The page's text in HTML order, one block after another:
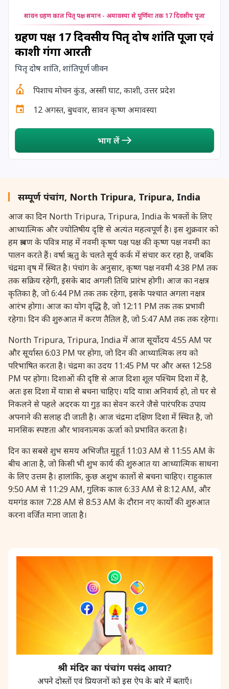
24 August, 2026 Shravan Somwar Vrat
24 August, 2026
25 August, 2026 Mangala Gauri Vrat
26 August, 2026 Onam
27 August, 2026 Shravana Purnima Vrat
28 August, 2026 Anvadhan
28 August, 2026 Chandra Grahan *Anshika
28 August, 2026
28 August, 2026 Narali Purnima
28 August, 2026 Rakhi
28 August, 2026 Raksha Bandhan
28 August, 2026 Sanskrit Diwas
28 August, 2026 Shravana Purnima
28 August, 2026 Varalakshmi Vrat
31 August, 2026 Bahula Chaturthi
31 August, 2026 Heramba Sankashti Chaturthi
सावन ग्रहण काल पितृ पक्ष समान - अमावस्या से पूर्णिमा तक 17 दिवसीय पूजा
ग्रहण पक्ष 17 दिवसीय पितृ दोष शांति पूजा एवं
काशी गंगा आरती
पितृ दोष शांति, शांतिपूर्ण जीवन
पिशाच मोचन कुंड, अस्सी घाट, काशी, उत्तर प्रदेश
12 अगस्त, बुधवार, सावन कृष्ण अमावस्या
भाग लें
सम्पूर्ण पंचांग, North Tripura, Tripura, India
आज का दिन North Tripura, Tripura, India के भक्तों के लिए
आध्यात्मिक और ज्योतिषीय दृष्टि से अत्यंत महत्वपूर्ण है। इस शुक्रवार को
हम श्रावण के पवित्र माह में नवमी कृष्ण पक्ष पक्ष की कृष्ण पक्ष नवमी का
पालन करते हैं। वर्षा ऋतु के चलते सूर्य कर्क में संचार कर रहा है, जबकि
चंद्रमा वृष में स्थित है। पंचांग के अनुसार, कृष्ण पक्ष नवमी 4:38 PM तक
तक सक्रिय रहेगी, इसके बाद अगली तिथि प्रारंभ होगी। आज का नक्षत्र
कृतिका है, जो 6:44 PM तक तक रहेगा, इसके पश्चात अगला नक्षत्र
आरंभ होगा। आज का योग वृद्धि है, जो 12:11 PM तक तक प्रभावी
रहेगा। दिन की शुरुआत में करण तैतिल है, जो 5:47 AM तक तक रहेगा।
North Tripura, Tripura, India में आज सूर्योदय 4:55 AM पर
और सूर्यास्त 6:03 PM पर होगा, जो दिन की आध्यात्मिक लय को
परिभाषित करता है। चंद्रमा का उदय 11:45 PM पर और अस्त 12:58
PM पर होगा। दिशाओं की दृष्टि से आज दिशा शूल पश्चिम दिशा में है,
अतः इस दिशा में यात्रा से बचना चाहिए। यदि यात्रा अनिवार्य हो, तो घर से
निकलने से पहले अदरक या गुड़ का सेवन करने जैसे पारंपरिक उपाय
अपनाने की सलाह दी जाती है। आज चंद्रमा दक्षिण दिशा में स्थित है, जो
मानसिक स्पष्टता और भावनात्मक ऊर्जा को प्रभावित करता है।
दिन का सबसे शुभ समय अभिजीत मुहूर्त 11:03 AM से 11:55 AM के
बीच आता है, जो किसी भी शुभ कार्य की शुरुआत या आध्यात्मिक साधना
के लिए उत्तम है। हालांकि, कुछ अशुभ कालों से बचना चाहिए। राहुकाल
9:50 AM से 11:29 AM, गुलिक काल 6:33 AM से 8:12 AM, और
यमगंड काल 7:28 AM से 8:53 AM के दौरान नए कार्यों की शुरुआत
करना वर्जित माना जाता है।
श्री मंदिर का पंचांग पसंद आया?
अपने दोस्तों एवं प्रियजनों को इस ऐप के बारे में बताएँ।